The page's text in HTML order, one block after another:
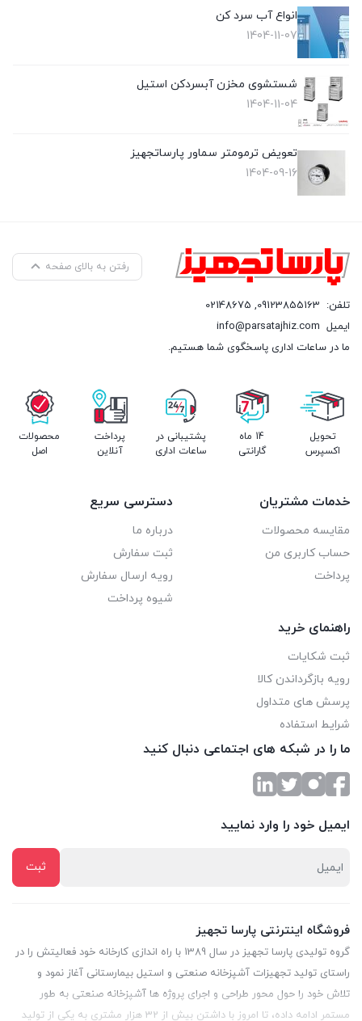
انواع آب سرد کن
1404-11-07
شستشوی مخزن آبسردکن استیل
1404-11-04
تعویض ترمومتر سماور پارساتجهیز
1404-09-16
رفتن به بالای صفحه
تلفن: 09123855163
,
02148675
ایمیل info@parsatajhiz.com
ما در ساعات اداری پاسخگوی شما هستیم.
تحویل
اکسپرس
14 ماه
گارانتی
پشتیبانی در
ساعات اداری
پرداخت
آنلاین
محصولات
اصل
خدمات مشتریان
مقایسه محصولات
حساب کاربری من
پرداخت
دسترسی سریع
درباره ما
ثبت سفارش
رویه ارسال سفارش
شیوه پرداخت
راهنمای خرید
ثبت شکایات
رویه بازگرداندن کالا
پرسش های متداول
شرایط استفاده
ما را در شبکه های اجتماعی دنبال کنید
ایمیل خود را وارد نمایید
فروشگاه اینترنتی پارسا تجهیز
گروه تولیدی پارسا تجهیز در سال 1389 با راه اندازی کارخانه خود فعالیتش را در
راستای تولید تجهیزات آشپزخانه صنعتی و استیل بیمارستانی آغاز نمود و
تلاش خود را حول محور طراحی و اجرای پروژه ها آشپزخانه صنعتی به طور
مستمر ادامه داده، تا امروز با داشتن بیش از 32 هزار مشتری به یکی از تولید